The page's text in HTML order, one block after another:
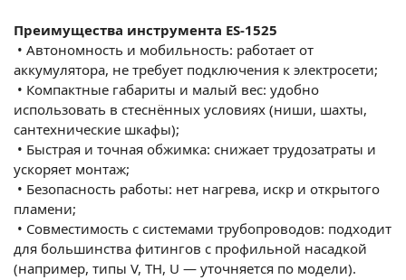
Преимущества инструмента ES-1525
• Автономность и мобильность: работает от
аккумулятора, не требует подключения к электросети;
• Компактные габариты и малый вес: удобно
использовать в стеснённых условиях (ниши, шахты,
сантехнические шкафы);
• Быстрая и точная обжимка: снижает трудозатраты и
ускоряет монтаж;
• Безопасность работы: нет нагрева, искр и открытого
пламени;
• Совместимость с системами трубопроводов: подходит
для большинства фитингов с профильной насадкой
(например, типы V, TH, U — уточняется по модели).